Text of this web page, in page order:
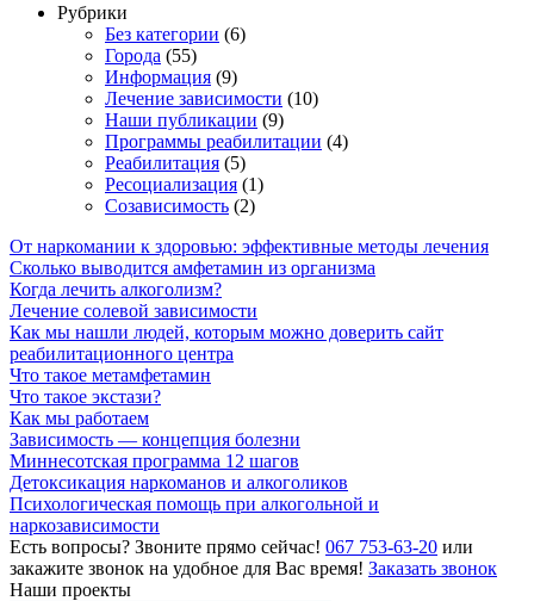
Рубрики
Без категории (6)
Города (55)
Информация (9)
Лечение зависимости (10)
Наши публикации (9)
Программы реабилитации (4)
Реабилитация (5)
Ресоциализация (1)
Созависимость (2)
От наркомании к здоровью: эффективные методы лечения
Сколько выводится амфетамин из организма
Когда лечить алкоголизм?
Лечение солевой зависимости
Как мы нашли людей, которым можно доверить сайт
реабилитационного центра
Что такое метамфетамин
Что такое экстази?
Как мы работаем
Зависимость — концепция болезни
Миннесотская программа 12 шагов
Детоксикация наркоманов и алкоголиков
Психологическая помощь при алкогольной и
наркозависимости
Есть вопросы? Звоните прямо сейчас! 067 753-63-20 или
закажите звонок на удобное для Вас время! Заказать звонок
Наши проекты